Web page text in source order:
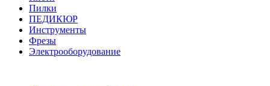
Пилки
ПЕДИКЮР
Инструменты
Фрезы
Электрооборудование